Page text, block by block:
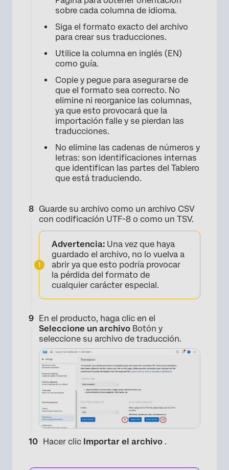
×
×
sobre cada columna de idioma.
Siga el formato exacto del archivo
para crear sus traducciones.
Utilice la columna en inglés (EN)
como guía.
Copie y pegue para asegurarse de
que el formato sea correcto. No
elimine ni reorganice las columnas,
ya que esto provocará que la
importación falle y se pierdan las
traducciones.
No elimine las cadenas de números y
letras: son identificaciones internas
que identifican las partes del Tablero
que está traduciendo.
Guarde su archivo como un archivo CSV
con codificación UTF-8 o como un TSV.
Advertencia: Una vez que haya
guardado el archivo, no lo vuelva a
abrir ya que esto podría provocar
la pérdida del formato de
cualquier carácter especial.
En el producto, haga clic en el
Seleccione un archivo Botón y
seleccione su archivo de traducción.
Hacer clic Importar el archivo .